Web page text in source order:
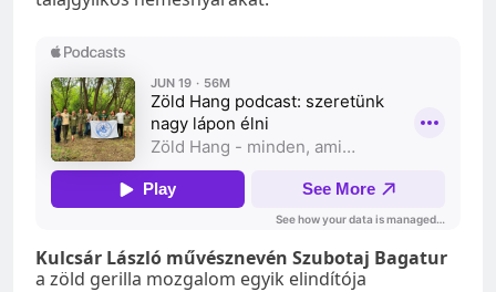
Kulcsár László művésznevén Szubotaj Bagatur
a zöld gerilla mozgalom egyik elindítója